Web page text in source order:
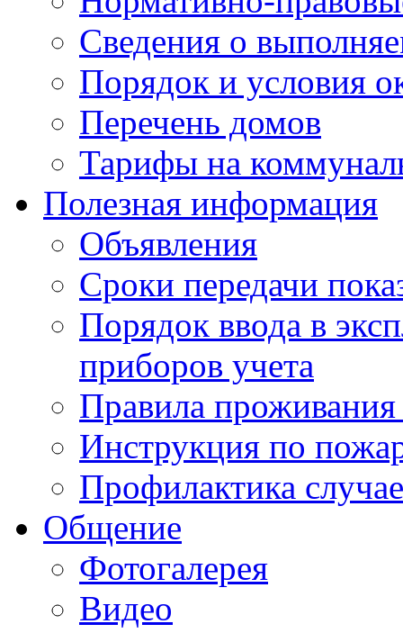
Сведения о
Порядок и условия
Перечень домов
Тарифы на
Полезная информация
Объявления
Сроки передачи
Порядок ввода в
приборов учета
Правила
Инструкция по
Профилактика
Общение
Фотогалерея
Видео